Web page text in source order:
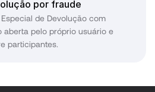
por fraude
de Devolução com
aberta pelo próprio usuário e
participantes.